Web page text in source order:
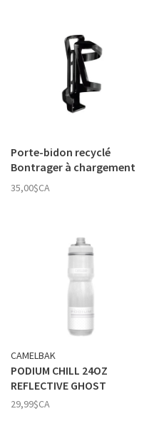
Porte-bidon recyclé
Bontrager à chargement
latéral gauche
35,00$CA
CAMELBAK
PODIUM CHILL 24OZ
REFLECTIVE GHOST
29,99$CA